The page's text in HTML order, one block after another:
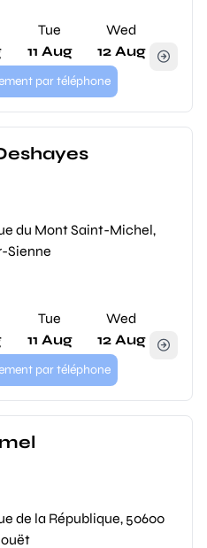
Tue
11 Aug
Wed
12 Aug
par téléphone
du Mont Saint-Michel,
Sienne
Tue
11 Aug
Wed
12 Aug
par téléphone
de la République, 50600